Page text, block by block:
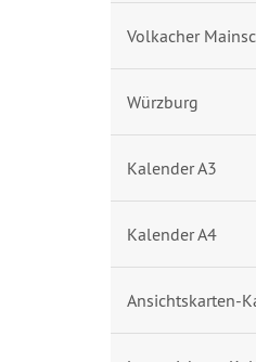
Volkacher
Würzburg
Kalender A3
Kalender A4
Ansichtskarten-